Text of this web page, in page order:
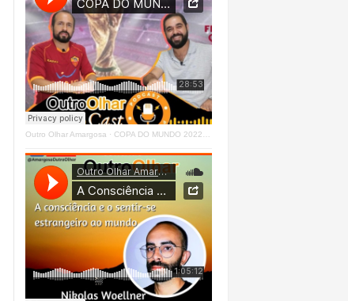
Outro Olhar Amargosa · COPA DO MUNDO 2022 - OUTRO OLHAR CAST #O1 Right